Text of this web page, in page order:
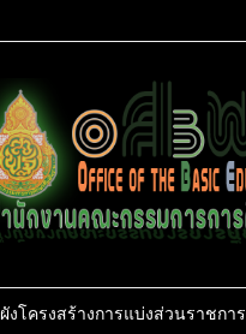
ผังโครงสร้างการแบ่งส่วนราชการ